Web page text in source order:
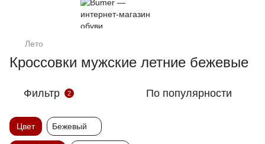
Лето
Кроссовки мужские летние бежевые
Фильтр 2 По популярности
Цвет Бежевый